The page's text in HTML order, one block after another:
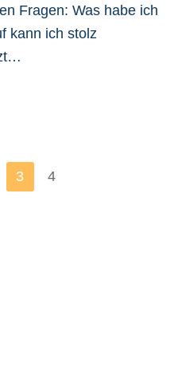
Fragen: Was habe ich
kann ich stolz
3
4